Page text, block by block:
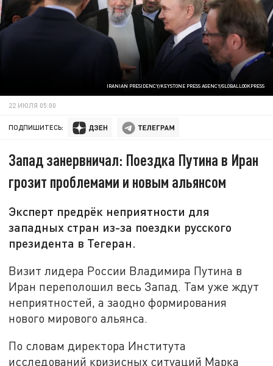
IRANIAN PRESIDENCY/KEYSTONE PRESS AGENCY/GLOBALLOOKPRESS
22 ИЮЛЯ 05:00
ПОДПИШИТЕСЬ:
Запад занервничал: Поездка Путина в Иран
грозит проблемами и новым альянсом
Эксперт предрёк неприятности для
западных стран из-за поездки русского
президента в Тегеран.
Визит лидера России Владимира Путина в
Иран переполошил весь Запад. Там уже ждут
неприятностей, а заодно формирования
нового мирового альянса.
По словам директора Института
исследований кризисных ситуаций Марка